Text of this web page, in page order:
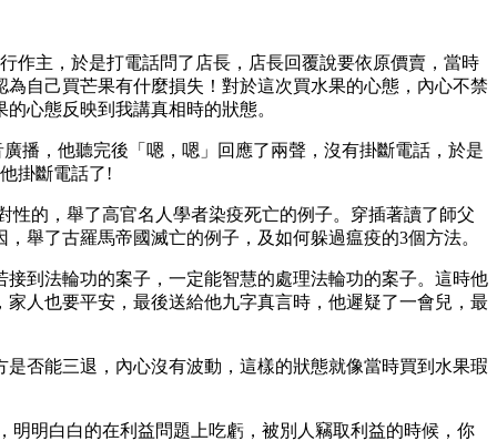
作主，於是打電話問了店長，店長回覆說要依原價賣，當時
自己買芒果有什麼損失！對於這次買水果的心態，內心不禁
心態反映到我講真相時的狀態。
播，他聽完後「嗯，嗯」回應了兩聲，沒有掛斷電話，於是
掛斷電話了!
的，舉了高官名人學者染疫死亡的例子。穿插著讀了師父
舉了古羅馬帝國滅亡的例子，及如何躲過瘟疫的3個方法。
到法輪功的案子，一定能智慧的處理法輪功的案子。這時他
人也要平安，最後送給他九字真言時，他遲疑了一會兒，最
否能三退，內心沒有波動，這樣的狀態就像當時買到水果瑕
明白白的在利益問題上吃虧，被別人竊取利益的時候，你